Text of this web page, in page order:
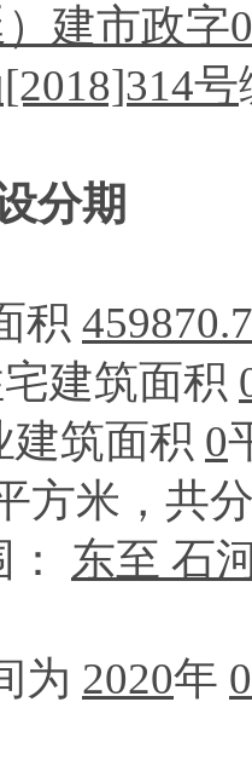
建市政字
号
分期
积
建筑面积
建筑面积 0
方米，共
东至 石
为 2020年